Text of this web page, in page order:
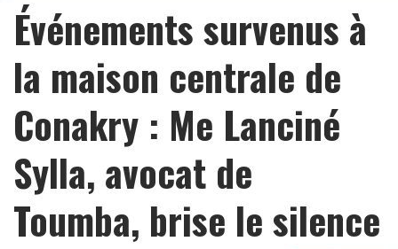
Événements survenus à
la maison centrale de
Conakry : Me Lanciné
Sylla, avocat de
Toumba, brise le silence